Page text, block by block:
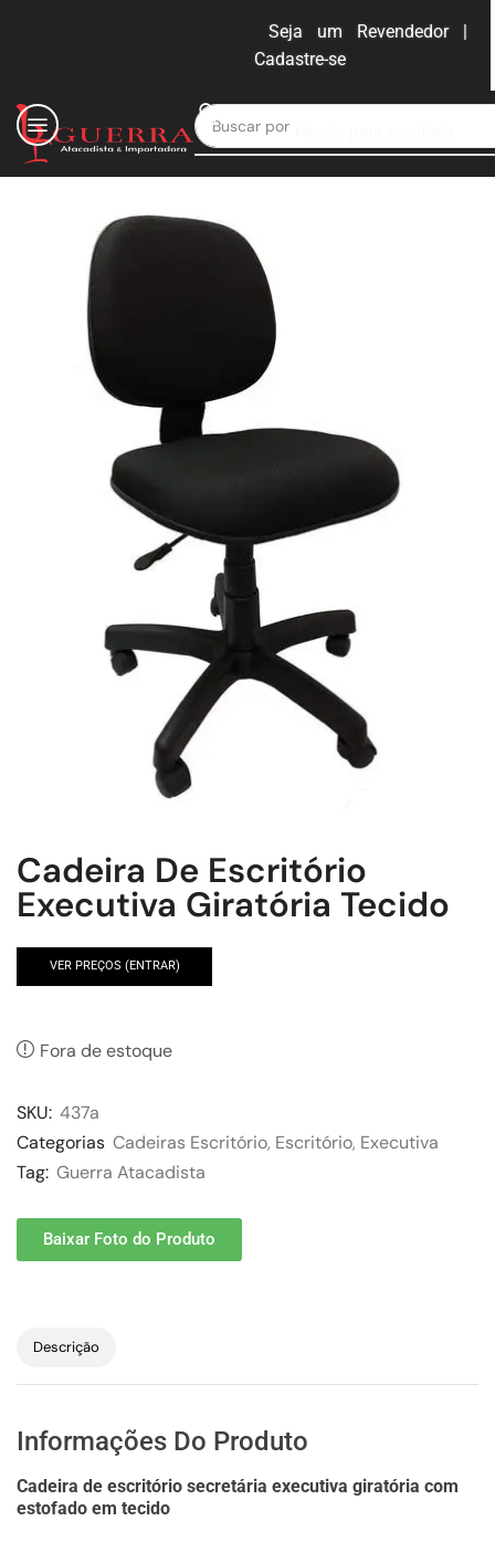
Seja um Revendedor |
Cadastre-se
Buscar por
Cadeira De Escritório
Executiva Giratória Tecido
VER PREÇOS (ENTRAR)
Fora de estoque
SKU: 437a
Categorias Cadeiras Escritório, Escritório, Executiva
Tag: Guerra Atacadista
Baixar Foto do Produto
Descrição
Informações Do Produto
Cadeira de escritório secretária executiva giratória com
estofado em tecido